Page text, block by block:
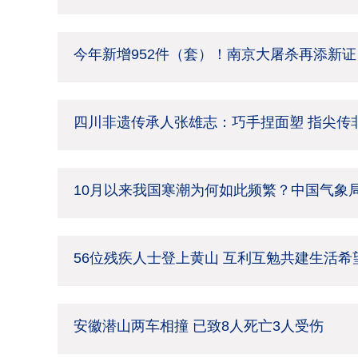
今年新增952件（套）！南京大屠杀再添新证
四川非遗传承人张雄志：巧手捏面塑 指尖传
10月以来我国寒潮为何如此频繁？中国气象
56位残疾人士登上黄山 互利互勉共建生活希
安徽潜山两车相撞 已致8人死亡3人受伤